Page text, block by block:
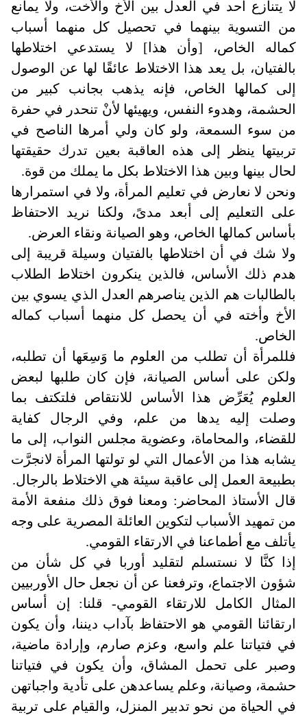
لا يتنازع أحد في العدل بين الأخ والأخت، ولا يمانع
من التسوية بينهما في تحصيل كل منهما أسباب
كماله الخاص، [وأن هذا] لا يستدعي اختلاطها
بالفتيان، بل يعد هذا الاختلاط عائقًا لها عن الوصول
إلى كمالها الخاص، فإنه يذهب بجانب كبير من
الحشمة، وهدوء النفس، ويهيئها لأنْ تنحدر في حفرة
من سوء السمعة، ولو كان ولي أمرها الناصح في
تربيتها ينظر إلى هذه العاقبة بعين تدرك حقيقتها
لحال بينها وبين هذا الاختلاط بكل ما يملك من قوة.
ونحن لا نعارض في تعليم المرأة، ولا في استمرارها
على التعليم إلى أبعد مدىً، ولكنا نريد الاحتفاظ
بأساس كمالها الخاص، وهو الصيانة ونقاء العرض.
ولا شك في أن اختلاطها بالفتيان وسيلة قريبة إلى
هدم ذلك الأساس، فالذين ينكرون اختلاط الطلاب
بالطالبات هم الذين يناصرهم العدل الذي يسوي بين
الأخ وأخته في أن يحصل كل منهما أسباب كماله
الخاص.
فللمرأة أن تطلب من العلوم ما وَسِعَها أن تطلبه،
ولكن على أساس الصيانة، فإن كان طلبها لبعض
العلوم يُعَرِّض هذا الأساس للانتقاص فلتكتف بما
وصلت إليه يدها من علم، وفي الرجال كفاية
للقضاء، والمحاماة، وعضوية مجلس النواب، إلى ما
يشابه هذا من الأعمال التي لو تولتها المرأة لانجرَّت
بطبيعة العمل إلى عاقبة سيئة هي الاختلاط بالرجال.
قال الأستاذ المحاضر: ومعنا فوق ذلك منفعة الأمة
من تمهيد الأسباب لتكوين العائلة المصرية على وجه
يأتلف مع أطماعنا في الارتقاء القومي.
إذا كنَّا لا نستسلم لتقليد أوربا في كل شأن من
شؤون الاجتماع، وترفعنا عن أن نجعل حال الأوربيين
المثال الكامل للارتقاء القومي- قلنا: إن أساس
ارتقائنا القومي هو الاحتفاظ بآداب ديننا، وأن يكون
في فتياتنا علم واسع، وعزم صارم، وإرادة ماضية،
وصبر على تحمل المشاق، وأن يكون في فتياتنا
حشمة، وصيانة، وعلم يساعدهن على تأدية واجباتهن
في الحياة من نحو تدبير المنزل، والقيام على تربية